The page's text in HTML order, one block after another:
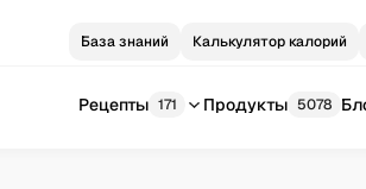
База знаний Калькулятор калорий
Рецепты 171 Продукты 5078